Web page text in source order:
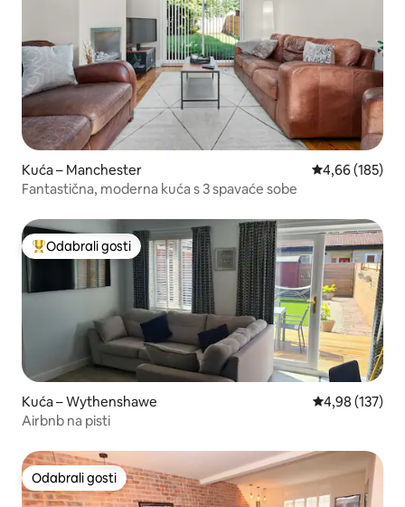
Kuća – Manchester Prosječna
4,66 (185)
Fantastična, moderna kuća s 3 spavaće sobe
Među najviše rangiranima s oznakom „Odabrali gosti”
Odabrali gosti
Kuća – Wythenshawe Prosječna
4,98 (137)
Airbnb na pisti
Odabrali gosti
Odabrali gosti